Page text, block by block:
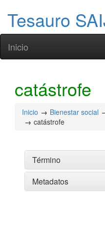
Tesauro
Inicio
catástrofe
Inicio Bienestar social
catástrofe
Término
Metadatos